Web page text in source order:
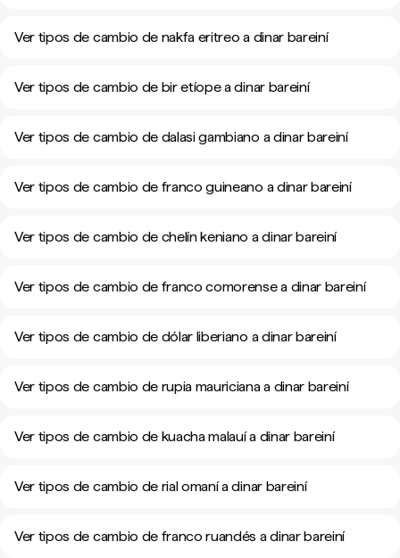
Ver tipos de cambio de nakfa eritreo a dinar bareiní
Ver tipos de cambio de bir etíope a dinar bareiní
Ver tipos de cambio de dalasi gambiano a dinar bareiní
Ver tipos de cambio de franco guineano a dinar bareiní
Ver tipos de cambio de chelín keniano a dinar bareiní
Ver tipos de cambio de franco comorense a dinar bareiní
Ver tipos de cambio de dólar liberiano a dinar bareiní
Ver tipos de cambio de rupia mauriciana a dinar bareiní
Ver tipos de cambio de kuacha malauí a dinar bareiní
Ver tipos de cambio de rial omaní a dinar bareiní
Ver tipos de cambio de franco ruandés a dinar bareiní